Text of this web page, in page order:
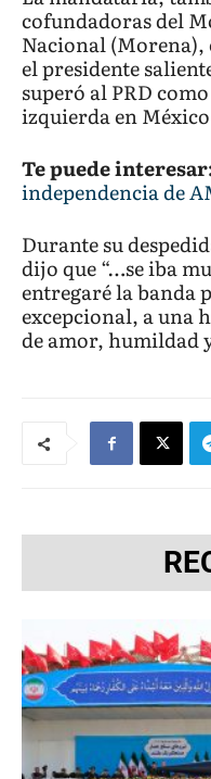
cofundadoras del
Nacional
el presidente
superó al PRD
izquierda en
Te puede
independencia de
Durante su
dijo que “…se iba
entregaré la banda
excepcional, a una
de amor, humildad